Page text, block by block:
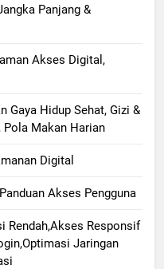
Panjang &
Akses Digital,
Gaya Hidup Sehat, Gizi &
Pola Makan Harian
Digital
Akses Pengguna
Rendah,Akses Responsif
Jaringan